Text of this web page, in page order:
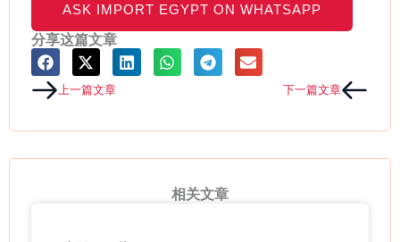
ASK IMPORT EGYPT ON WHATSAPP
分享这篇文章
Prev上一篇文章 下一篇文章Next
相关文章